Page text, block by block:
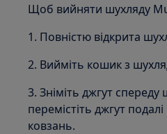
Щоб вийняти шухляду
1. Повністю відкрита
2. Вийміть кошик з
3. Зніміть джгут спереду
перемістіть джгут
ковзань.